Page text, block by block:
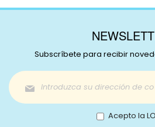
Subscríbete para recibir
Inscríbase
a
nuestro
boletín
de
Acepto la